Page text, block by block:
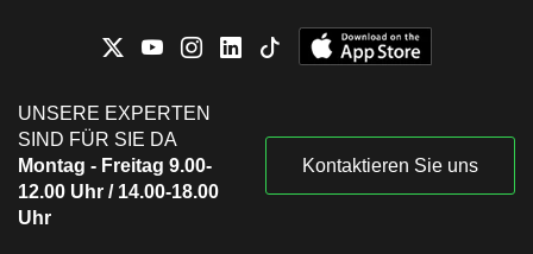
UNSERE EXPERTEN
SIND FÜR SIE DA
Montag - Freitag 9.00-
12.00 Uhr / 14.00-18.00
Uhr
Kontaktieren Sie uns